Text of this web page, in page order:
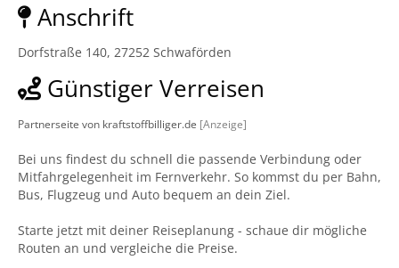
Anschrift
Dorfstraße 140, 27252 Schwaförden
Günstiger Verreisen
Partnerseite von kraftstoffbilliger.de [Anzeige]
Bei uns findest du schnell die passende Verbindung oder
Mitfahrgelegenheit im Fernverkehr. So kommst du per Bahn,
Bus, Flugzeug und Auto bequem an dein Ziel.
Starte jetzt mit deiner Reiseplanung - schaue dir mögliche
Routen an und vergleiche die Preise.